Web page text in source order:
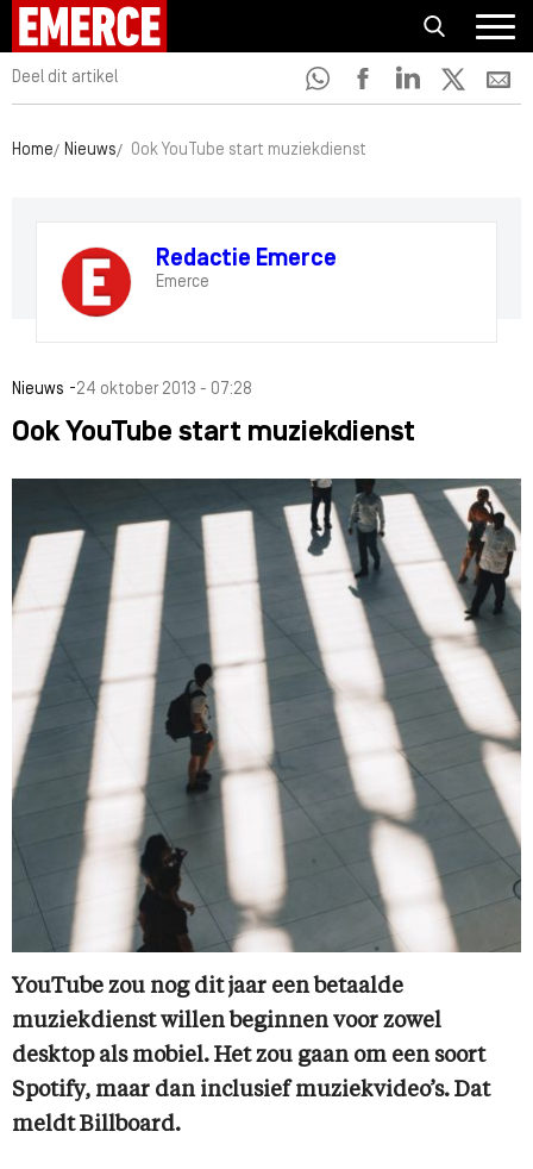
Deel dit artikel
Home Nieuws Ook YouTube start muziekdienst
Redactie Emerce
Emerce
Nieuws -24 oktober 2013 - 07:28
Ook YouTube start muziekdienst
YouTube zou nog dit jaar een betaalde
muziekdienst willen beginnen voor zowel
desktop als mobiel. Het zou gaan om een soort
Spotify, maar dan inclusief muziekvideo’s. Dat
meldt Billboard.